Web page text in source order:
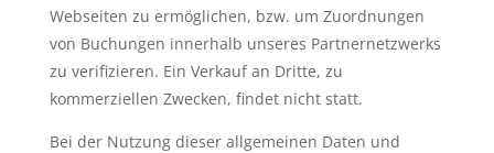
Webseiten zu ermöglichen, bzw. um Zuordnungen
von Buchungen innerhalb unseres Partnernetzwerks
zu verifizieren. Ein Verkauf an Dritte, zu
kommerziellen Zwecken, findet nicht statt.
Bei der Nutzung dieser allgemeinen Daten und